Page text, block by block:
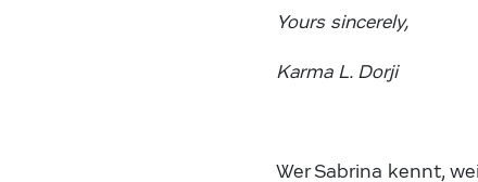
Yours sincerely,
Karma L. Dorji
Wer Sabrina kennt,